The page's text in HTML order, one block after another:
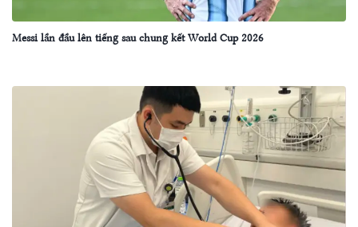
Messi lần đầu lên tiếng sau chung kết World Cup 2026